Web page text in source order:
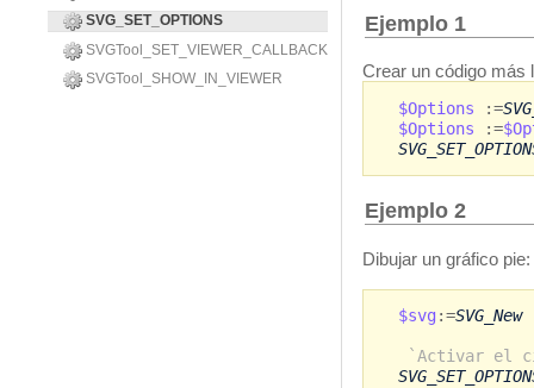
SVG_SET_OPTIONS
SVGTool_SET_VIEWER_CALLBACK
SVGTool_SHOW_IN_VIEWER
Ejemplo 1
Crear un código más
$Options :=
$Options
:=
Ejemplo 2
Dibujar un gráfico pie:
$svg :=SVG_New
`Activar el